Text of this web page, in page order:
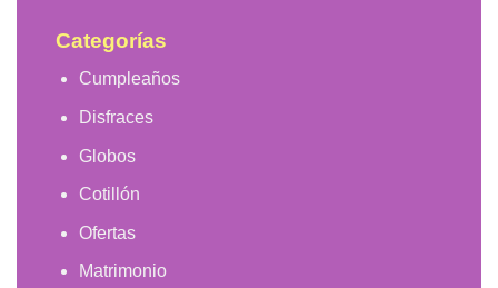
Categorías
Cumpleaños
Disfraces
Globos
Cotillón
Ofertas
Matrimonio